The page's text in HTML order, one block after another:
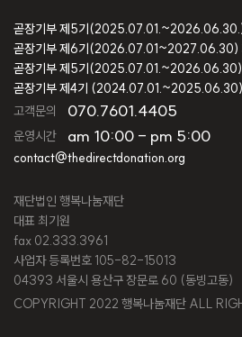
고객문의 070.7601.4405
운영시간 am 10:00 - pm 5:00
contact@thedirectdonation.org
재단법인 행복나눔재단
대표 최기원
fax 02.333.3961
사업자 등록번호 105-82-15013
04393 서울시 용산구 장문로 60 (동빙고동)
COPYRIGHT 2022 행복나눔재단 ALL